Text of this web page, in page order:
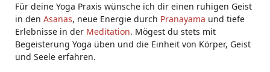
Für deine Yoga Praxis wünsche ich dir einen ruhigen Geist
in den Asanas, neue Energie durch Pranayama und tiefe
Erlebnisse in der Meditation. Mögest du stets mit
Begeisterung Yoga üben und die Einheit von Körper, Geist
und Seele erfahren.